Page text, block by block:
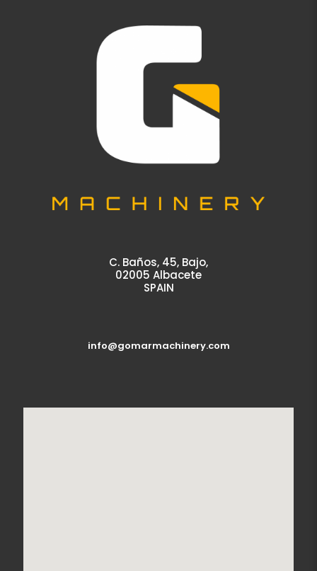
C. Baños, 45, Bajo,
02005 Albacete
SPAIN
info@gomarmachinery.com